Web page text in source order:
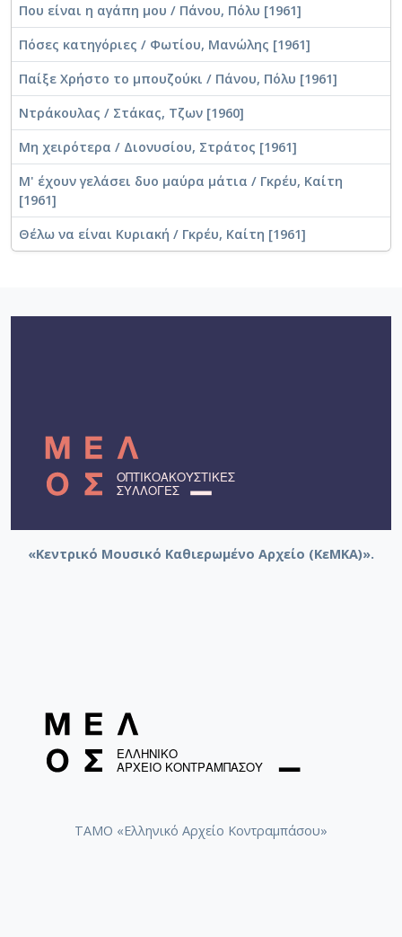
Που είναι η αγάπη μου / Πάνου, Πόλυ [1961]
Πόσες κατηγόριες / Φωτίου, Μανώλης [1961]
Παίξε Χρήστο το μπουζούκι / Πάνου, Πόλυ [1961]
Ντράκουλας / Στάκας, Τζων [1960]
Μη χειρότερα / Διονυσίου, Στράτος [1961]
Μ' έχουν γελάσει δυο μαύρα μάτια / Γκρέυ, Καίτη
[1961]
Θέλω να είναι Κυριακή / Γκρέυ, Καίτη [1961]
«Κεντρικό Μουσικό Καθιερωμένο Αρχείο (ΚεΜΚΑ)».
ΤΑΜΟ «Ελληνικό Αρχείο Κοντραμπάσου»